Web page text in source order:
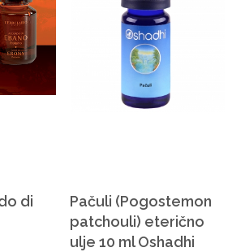
di
Pačuli (Pogostemon
patchouli) eterično
ulje 10 ml Oshadhi